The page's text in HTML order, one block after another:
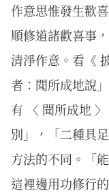
作意思惟發生歡
順修道諸歡喜事
清淨作意。看《
者：聞所成地說
有 〈 聞所成地
別」，「二種具
方法的不同。「
這裡邊用功修行